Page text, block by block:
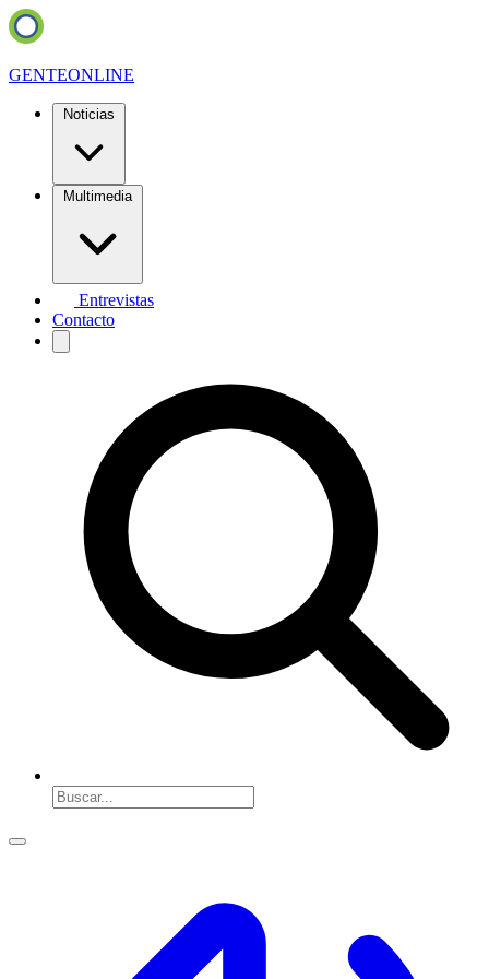
GENTEONLINE
Noticias
Multimedia
Entrevistas
Contacto